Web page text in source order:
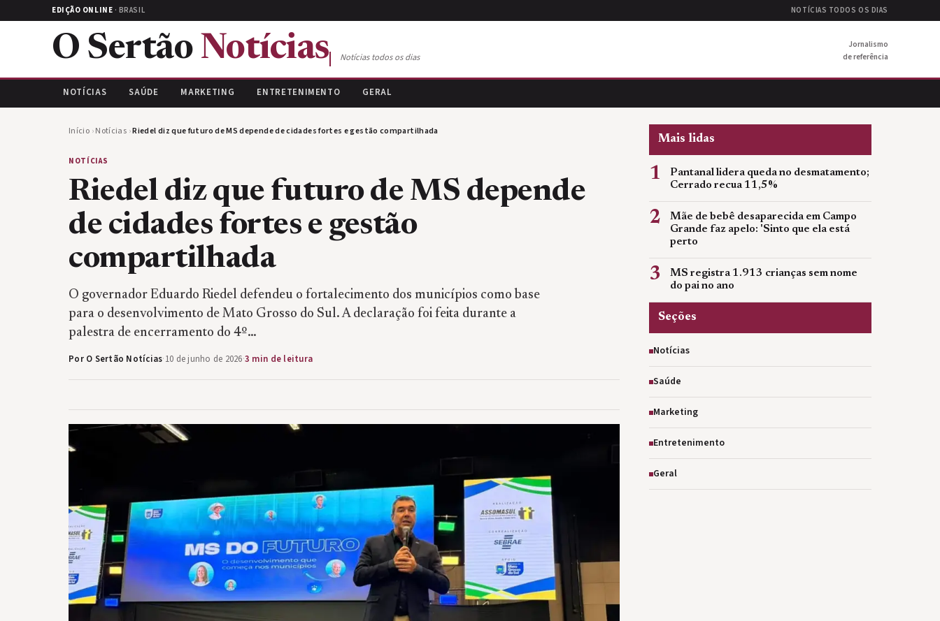
EDIÇÃO ONLINE · BRASIL NOTÍCIAS TODOS OS DIAS
O Sertão Notícias Notícias todos os dias
Jornalismo
de referência
NOTÍCIAS SAÚDE MARKETING ENTRETENIMENTO GERAL
Início ›Notícias ›Riedel diz que futuro de MS depende de cidades fortes e gestão compartilhada
NOTÍCIAS
Riedel diz que futuro de MS depende
de cidades fortes e gestão
compartilhada
O governador Eduardo Riedel defendeu o fortalecimento dos municípios como base
para o desenvolvimento de Mato Grosso do Sul. A declaração foi feita durante a
palestra de encerramento do 4º…
Por O Sertão Notícias·10 de junho de 2026·3 min de leitura
Mais lidas
1
Pantanal lidera queda no desmatamento;
Cerrado recua 11,5%
2
Mãe de bebê desaparecida em Campo
Grande faz apelo: 'Sinto que ela está
perto
3
MS registra 1.913 crianças sem nome
do pai no ano
Seções
Notícias
Saúde
Marketing
Entretenimento
Geral